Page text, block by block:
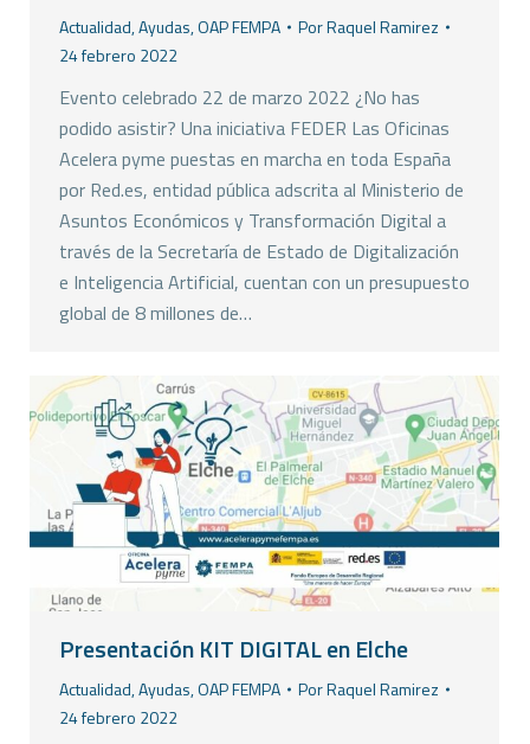
Actualidad,Ayudas,OAP FEMPA PorRaquel Ramirez
24 febrero 2022
Evento celebrado 22 de marzo 2022 ¿No has
podido asistir? Una iniciativa FEDER Las Oficinas
Acelera pyme puestas en marcha en toda España
por Red.es, entidad pública adscrita al Ministerio de
Asuntos Económicos y Transformación Digital a
través de la Secretaría de Estado de Digitalización
e Inteligencia Artificial, cuentan con un presupuesto
global de 8 millones de…
Presentación KIT DIGITAL en Elche
Actualidad,Ayudas,OAP FEMPA PorRaquel Ramirez
24 febrero 2022